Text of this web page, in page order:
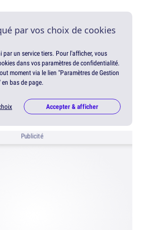
par vos choix de cookies
par un service tiers. Pour l'afficher, vous
dans vos paramètres de confidentialité.
moment via le lien "Paramètres de Gestion
bas de page.
Accepter & afficher
Publicité